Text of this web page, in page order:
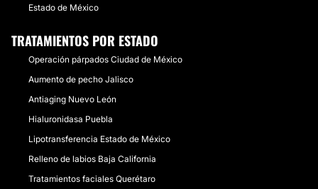
Estado de México
TRATAMIENTOS POR ESTADO
Operación párpados Ciudad de México
Aumento de pecho Jalisco
Antiaging Nuevo León
Hialuronidasa Puebla
Lipotransferencia Estado de México
Relleno de labios Baja California
Tratamientos faciales Querétaro